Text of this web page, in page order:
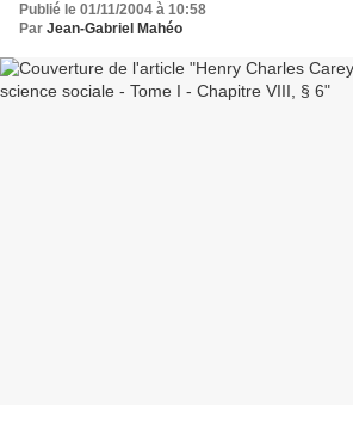
Publié le 01/11/2004 à 10:58
Par Jean-Gabriel Mahéo